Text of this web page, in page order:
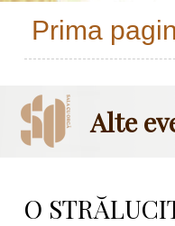
Prima
Alte
O